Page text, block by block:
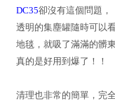
DC35卻沒有這個問題，
透明的集塵罐隨時可以
地毯，就吸了滿滿的髒
真的是好用到爆了！！
清理也非常的簡單，完